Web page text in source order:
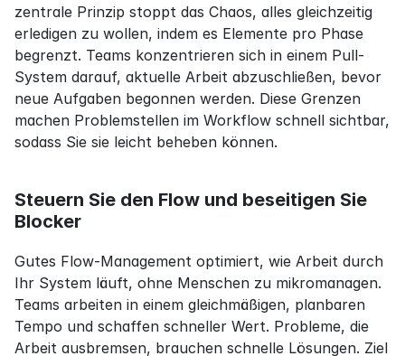
zentrale Prinzip stoppt das Chaos, alles gleichzeitig
erledigen zu wollen, indem es Elemente pro Phase
begrenzt. Teams konzentrieren sich in einem Pull-
System darauf, aktuelle Arbeit abzuschließen, bevor
neue Aufgaben begonnen werden. Diese Grenzen
machen Problemstellen im Workflow schnell sichtbar,
sodass Sie sie leicht beheben können.
Steuern Sie den Flow und beseitigen Sie
Blocker
Gutes Flow-Management optimiert, wie Arbeit durch
Ihr System läuft, ohne Menschen zu mikromanagen.
Teams arbeiten in einem gleichmäßigen, planbaren
Tempo und schaffen schneller Wert. Probleme, die
Arbeit ausbremsen, brauchen schnelle Lösungen. Ziel